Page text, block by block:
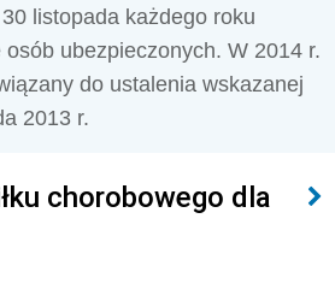
listopada każdego roku
ubezpieczonych. W 2014 r.
do ustalenia wskazanej
2013 r.
chorobowego dla